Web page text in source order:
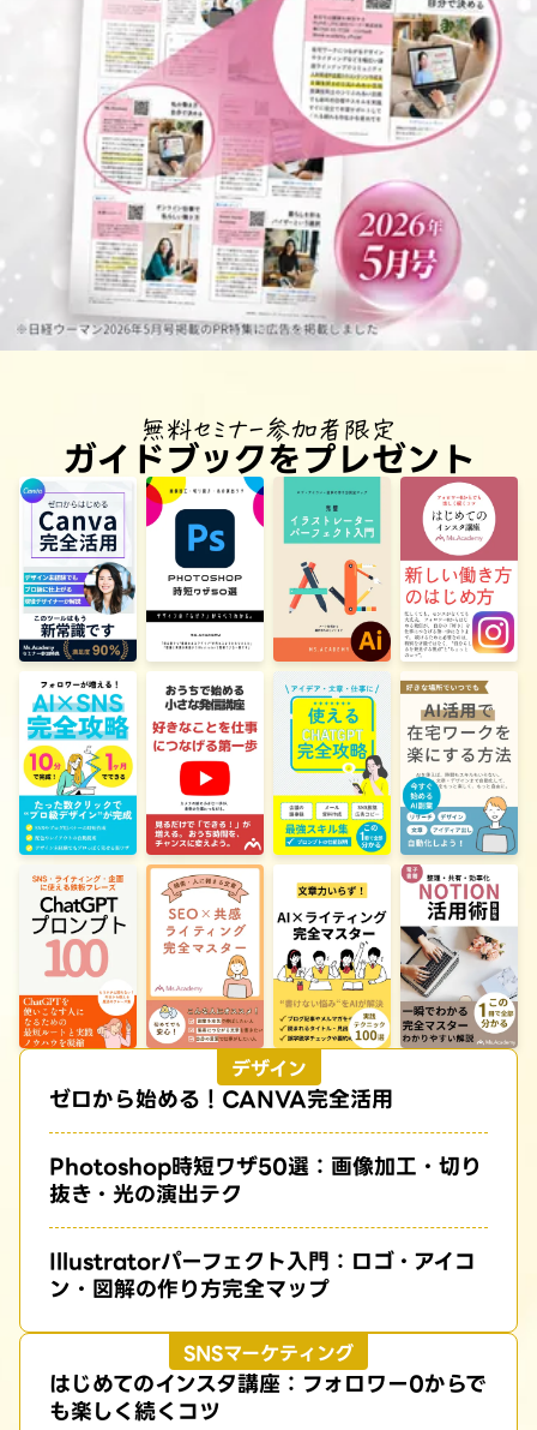
無料セミナー参加者限定
ガイドブックをプレゼント
デザイン
ゼロから始める！CANVA完全活用
Photoshop時短ワザ50選：画像加工・切り
抜き・光の演出テク
Illustratorパーフェクト入門：ロゴ・アイコ
ン・図解の作り方完全マップ
SNSマーケティング
はじめてのインスタ講座：フォロワー0からで
も楽しく続くコツ